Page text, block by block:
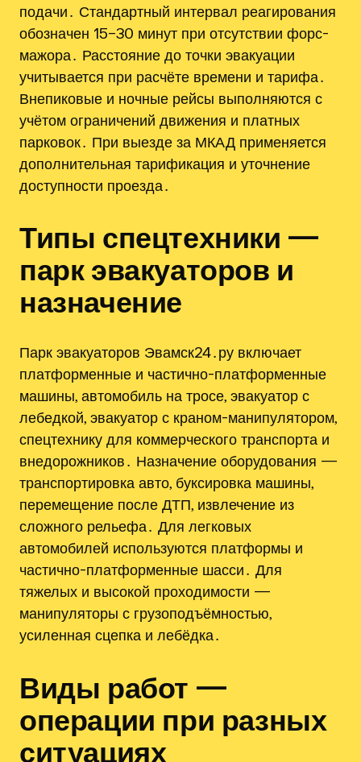
подачи․ Стандартный интервал реагирования
обозначен 15–30 минут при отсутствии форс-
мажора․ Расстояние до точки эвакуации
учитывается при расчёте времени и тарифа․
Внепиковые и ночные рейсы выполняются с
учётом ограничений движения и платных
парковок․ При выезде за МКАД применяется
дополнительная тарификация и уточнение
доступности проезда․
Типы спецтехники —
парк эвакуаторов и
назначение
Парк эвакуаторов Эвамск24․ру включает
платформенные и частично-платформенные
машины, автомобиль на тросе, эвакуатор с
лебедкой, эвакуатор с краном-манипулятором,
спецтехнику для коммерческого транспорта и
внедорожников․ Назначение оборудования —
транспортировка авто, буксировка машины,
перемещение после ДТП, извлечение из
сложного рельефа․ Для легковых
автомобилей используются платформы и
частично-платформенные шасси․ Для
тяжелых и высокой проходимости —
манипуляторы с грузоподъёмностью,
усиленная сцепка и лебёдка․
Виды работ —
операции при разных
ситуациях